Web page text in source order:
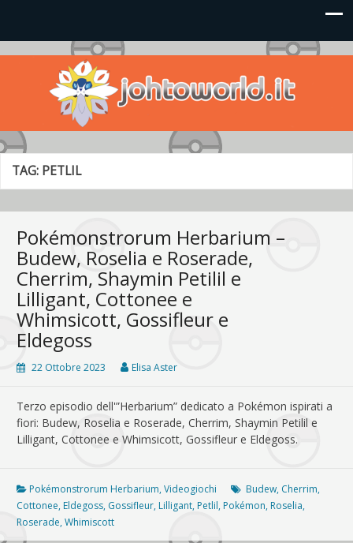
Johto World
Le novità più frizzanti dall'universo Pokémon e Nintendo
TAG: PETLIL
Pokémonstrorum Herbarium –
Budew, Roselia e Roserade,
Cherrim, Shaymin Petilil e
Lilligant, Cottonee e
Whimsicott, Gossifleur e
Eldegoss
22 Ottobre 2023 Elisa Aster
Terzo episodio dell'”Herbarium” dedicato a Pokémon ispirati a
fiori: Budew, Roselia e Roserade, Cherrim, Shaymin Petilil e
Lilligant, Cottonee e Whimsicott, Gossifleur e Eldegoss.
Pokémonstrorum Herbarium,Videogiochi Budew, Cherrim,
Cottonee, Eldegoss, Gossifleur, Lilligant, Petlil, Pokémon, Roselia,
Roserade,Whimiscott